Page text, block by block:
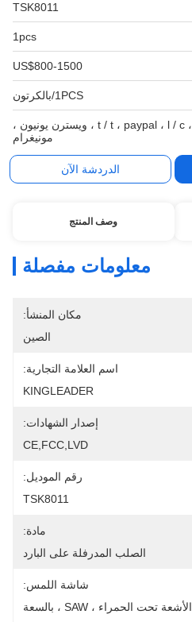
TSK8011
1pcs
US$800-1500
1PCS/بالكرتون
t / t ، paypal ، l / c ، d / a ، d / p ، ويسترن يونيون ،
مونيغرام
الدردشة الآن
وصف المنتج
معلومات مفصلة
مكان المنشأ:
الصين
اسم العلامة التجارية:
KINGLEADER
إصدار الشهادات:
CE,FCC,LVD
رقم الموديل:
TSK8011
مادة:
الصلب المدرفلة على البارد
شاشة اللمس:
الأشعة تحت الحمراء ، SAW ، بالسعة